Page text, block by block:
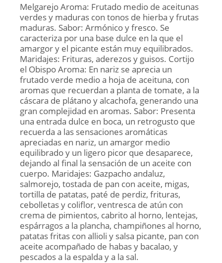
Melgarejo Aroma: Frutado medio de aceitunas
verdes y maduras con tonos de hierba y frutas
maduras. Sabor: Armónico y fresco. Se
caracteriza por una base dulce en la que el
amargor y el picante están muy equilibrados.
Maridajes: Frituras, aderezos y guisos. Cortijo
el Obispo Aroma: En nariz se aprecia un
frutado verde medio a hoja de aceituna, con
aromas que recuerdan a planta de tomate, a la
cáscara de plátano y alcachofa, generando una
gran complejidad en aromas. Sabor: Presenta
una entrada dulce en boca, un retrogusto que
recuerda a las sensaciones aromáticas
apreciadas en nariz, un amargor medio
equilibrado y un ligero picor que desaparece,
dejando al final la sensación de un aceite con
cuerpo. Maridajes: Gazpacho andaluz,
salmorejo, tostada de pan con aceite, migas,
tortilla de patatas, paté de perdiz, frituras,
cebolletas y coliflor, ventresca de atún con
crema de pimientos, cabrito al horno, lentejas,
espárragos a la plancha, champiñones al horno,
patatas fritas con allioli y salsa picante, pan con
aceite acompañado de habas y bacalao, y
pescados a la espalda y a la sal.